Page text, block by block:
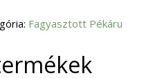
Fagyasztott Pékáru